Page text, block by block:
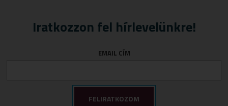
Iratkozzon fel hírlevelünkre!
EMAIL CÍM